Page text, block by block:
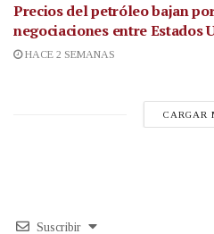
Precios del petróleo bajan
negociaciones entre Estados
HACE 2 SEMANAS
CARGAR
Suscribir